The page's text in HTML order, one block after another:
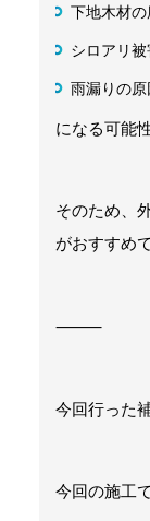
下地木材の
シロアリ
雨漏りの原
になる可能
そのため、
がおすすめで
⸻
今回行った
今回の施工